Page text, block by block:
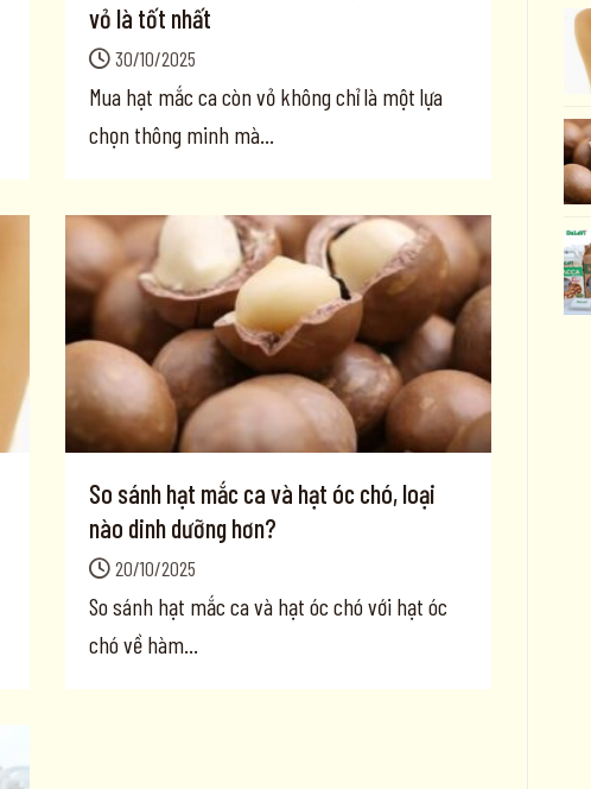
vỏ là tốt nhất
30/10/2025
Mua hạt mắc ca còn vỏ không chỉ là một lựa
chọn thông minh mà...
So sánh hạt mắc ca và hạt óc chó, loại
nào dinh dưỡng hơn?
20/10/2025
So sánh hạt mắc ca và hạt óc chó với hạt óc
chó về hàm...